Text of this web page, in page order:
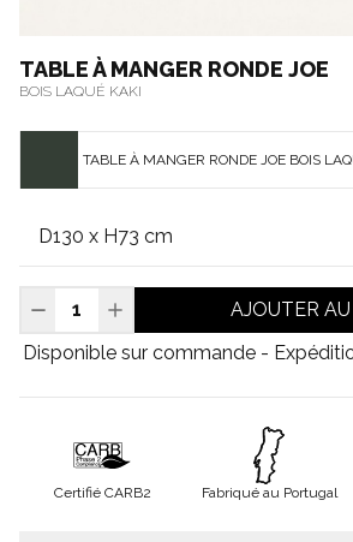
TABLE À MANGER RONDE JOE
BOIS LAQUÉ KAKI
TABLE À MANGER RONDE JOE BOIS
AJOUTER
Disponible sur commande -
Certifié CARB2 Fabriqué au Portugal